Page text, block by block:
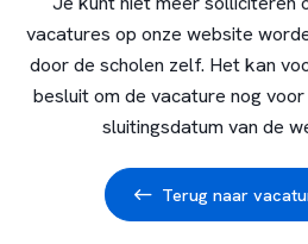
vacatures op onze website
door de scholen zelf. Het kan
besluit om de vacature nog
sluitingsdatum van de
Terug naar